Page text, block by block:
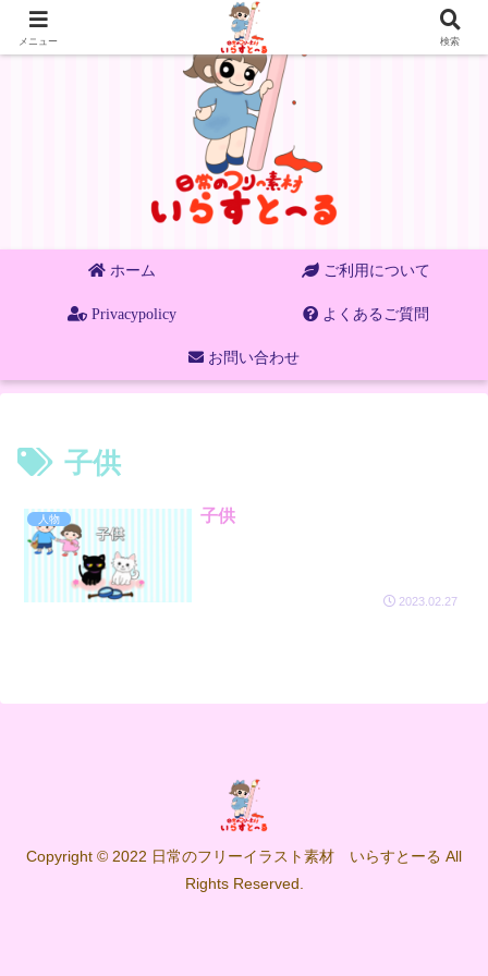
ホーム ご利用について
Privacypolicy よくあるご質問
お問い合わせ
子供
人物 子供
2023.02.27
Copyright © 2022 日常のフリーイラスト素材 いらすとーる All
Rights Reserved.
メニュー 検索